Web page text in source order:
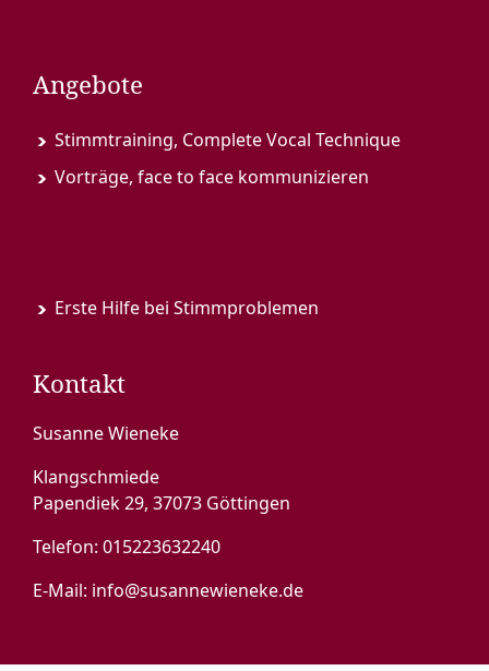
Angebote
Stimmtraining, Complete Vocal Technique
Vorträge, face to face kommunizieren
Erste Hilfe bei Stimmproblemen
Kontakt
Susanne Wieneke
Klangschmiede
Papendiek 29, 37073 Göttingen
Telefon: 015223632240
E-Mail: info@susannewieneke.de